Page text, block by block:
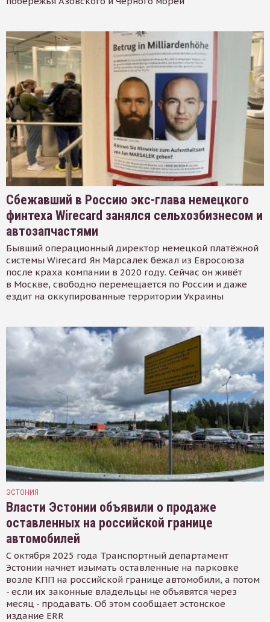
Сбежавший в Россию экс-глава немецкого
финтеха Wirecard занялся сельхозбизнесом и
автозапчастями
Бывший операционный директор немецкой платёжной
системы Wirecard Ян Марсалек бежал из Евросоюза
после краха компании в 2020 году. Сейчас он живёт
в Москве, свободно перемещается по России и даже
ездит на оккупированные территории Украины
ЭСТОНИЯ
Власти Эстонии объявили о продаже
оставленных на российской границе
автомобилей
С октября 2025 года Транспортный департамент
Эстонии начнет изымать оставленные на парковке
возле КПП на российской границе автомобили, а потом
- если их законные владельцы не объявятся через
месяц - продавать. Об этом сообщает эстонское
издание ERR